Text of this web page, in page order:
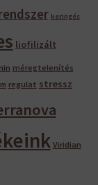
keringés
liofilizált
méregtelenítés
regulat stressz
Viridian